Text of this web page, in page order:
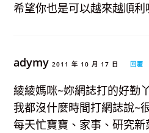
希望你也是可以越來越順
adymy2011 年 10 月 17 日 回覆
綾綾媽咪~妳網誌打的好勤
我都沒什麼時間打網誌說~
每天忙寶寶、家事、研究